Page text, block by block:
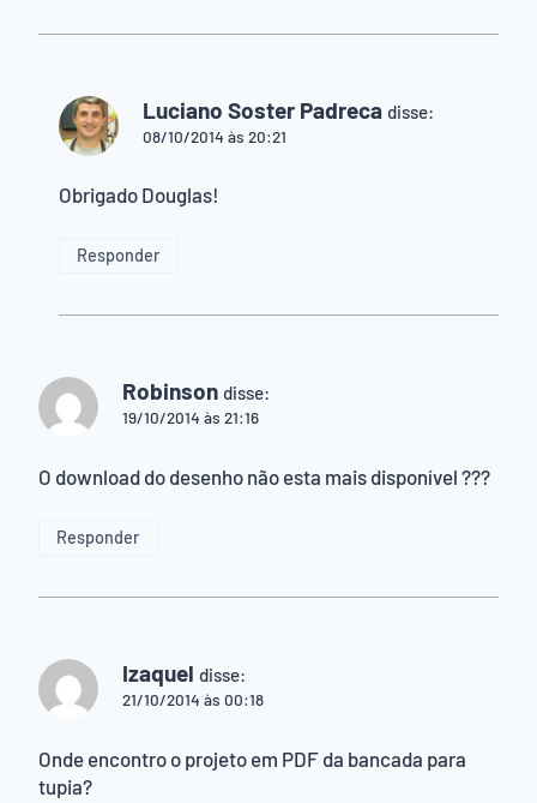
Luciano Soster Padreca disse:
08/10/2014 às 20:21
Obrigado Douglas!
Responder
Robinson disse:
19/10/2014 às 21:16
O download do desenho não esta mais disponível ???
Responder
Izaquel disse:
21/10/2014 às 00:18
Onde encontro o projeto em PDF da bancada para
tupia?